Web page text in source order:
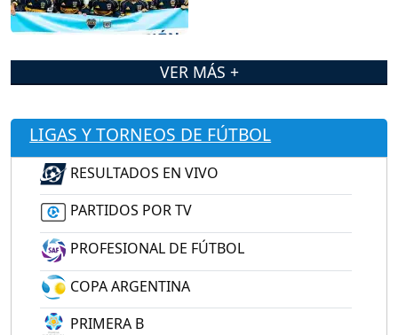
VER MÁS +
LIGAS Y TORNEOS DE FÚTBOL
RESULTADOS EN VIVO
PARTIDOS POR TV
PROFESIONAL DE FÚTBOL
COPA ARGENTINA
PRIMERA B